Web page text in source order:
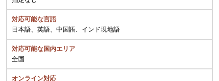
対応可能な言語
日本語、英語、中国語、インド現地語
対応可能な国内エリア
全国
オンライン対応